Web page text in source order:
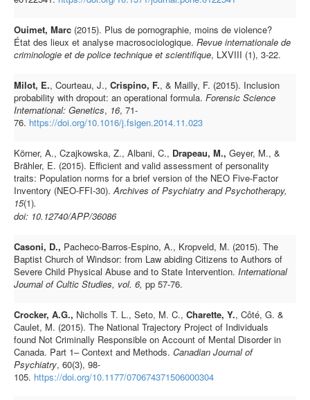
Ouimet, Marc (2015). Plus de pornographie, moins de violence?
État des lieux et analyse macrosociologique. Revue internationale de
criminologie et de police technique et scientifique, LXVIII (1), 3-22.
Milot, E., Courteau, J., Crispino, F., & Mailly, F. (2015). Inclusion
probability with dropout: an operational formula. Forensic Science
International: Genetics, 16, 71-
76. https://doi.org/10.1016/j.fsigen.2014.11.023
Körner, A., Czajkowska, Z., Albani, C., Drapeau, M., Geyer, M., &
Brähler, E. (2015). Efficient and valid assessment of personality
traits: Population norms for a brief version of the NEO Five-Factor
Inventory (NEO-FFI-30).Archives of Psychiatry and Psychotherapy,
15(1).
doi: 10.12740/APP/36086
Casoni, D., Pacheco-Barros-Espino, A., Kropveld, M. (2015). The
Baptist Church of Windsor: from Law abiding Citizens to Authors of
Severe Child Physical Abuse and to State Intervention. International
Journal of Cultic Studies, vol. 6, pp 57-76.
Crocker, A.G., Nicholls T. L., Seto, M. C., Charette, Y., Côté, G. &
Caulet, M. (2015). The National Trajectory Project of Individuals
found Not Criminally Responsible on Account of Mental Disorder in
Canada. Part 1– Context and Methods. Canadian Journal of
Psychiatry, 60(3), 98-
105. https://doi.org/10.1177/070674371506000304